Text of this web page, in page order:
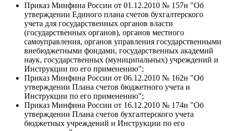
Приказ Минфина России от 01.12.2010 № 157н "Об
утверждении Единого плана счетов бухгалтерского
учета для государственных органов власти
(государственных органов), органов местного
самоуправления, органов управления государственными
внебюджетными фондами, государственных академий
наук, государственных (муниципальных) учреждений и
Инструкции по его применению";
Приказ Минфина России от 06.12.2010 № 162н "Об
утверждении Плана счетов бюджетного учета и
Инструкции по его применению";
Приказ Минфина России от 16.12.2010 № 174н "Об
утверждении Плана счетов бухгалтерского учета
бюджетных учреждений и Инструкции по его